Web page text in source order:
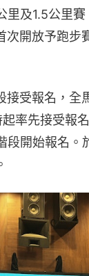
里及1.5公里賽
次開放予跑步
接受報名，全
起率先接受報
段開始報名。